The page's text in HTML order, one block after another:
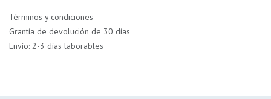
Términos y condiciones
Grantía de devolución de 30 días
Envío: 2-3 días laborables